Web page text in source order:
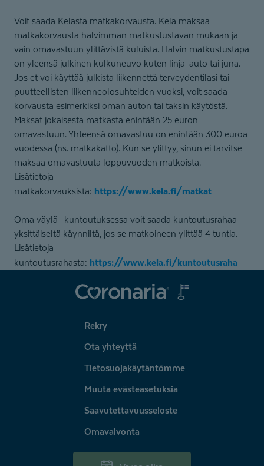
Voit saada Kelasta matkakorvausta. Kela maksaa
matkakorvausta halvimman matkustustavan mukaan ja
vain omavastuun ylittävistä kuluista. Halvin matkustustapa
on yleensä julkinen kulkuneuvo kuten linja-auto tai juna.
Jos et voi käyttää julkista liikennettä terveydentilasi tai
puutteellisten liikenneolosuhteiden vuoksi, voit saada
korvausta esimerkiksi oman auton tai taksin käytöstä.
Maksat jokaisesta matkasta enintään 25 euron
omavastuun. Yhteensä omavastuu on enintään 300 euroa
vuodessa (ns. matkakatto). Kun se ylittyy, sinun ei tarvitse
maksaa omavastuuta loppuvuoden matkoista.
Lisätietoja
matkakorvauksista: https://www.kela.fi/matkat
Oma väylä -kuntoutuksessa voit saada kuntoutusrahaa
yksittäiseltä käynniltä, jos se matkoineen ylittää 4 tuntia.
Lisätietoja
kuntoutusrahasta: https://www.kela.fi/kuntoutusraha
Coronaria
Rekry
Ota yhteyttä
Tietosuojakäytäntömme
Muuta evästeasetuksia
Saavutettavuusseloste
Omavalvonta